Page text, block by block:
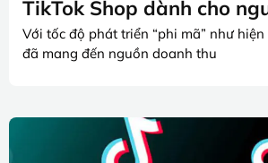
TikTok Shop dành cho
Với tốc độ phát triển “phi mã” như hiện
đã mang đến nguồn doanh thu